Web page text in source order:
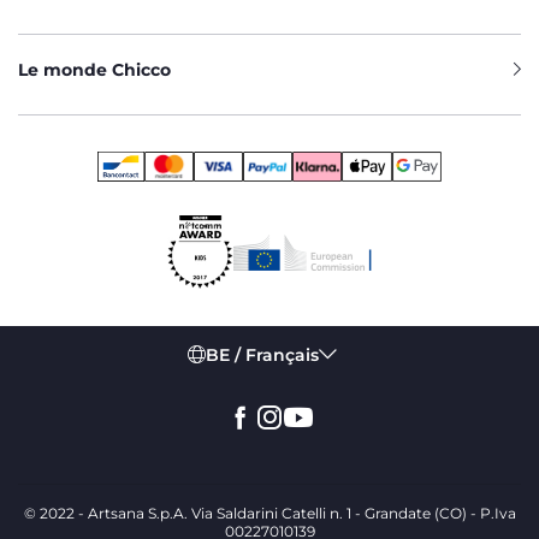
Le monde Chicco
BE / Français
© 2022 - Artsana S.p.A. Via Saldarini Catelli n. 1 - Grandate (CO) - P.Iva
00227010139